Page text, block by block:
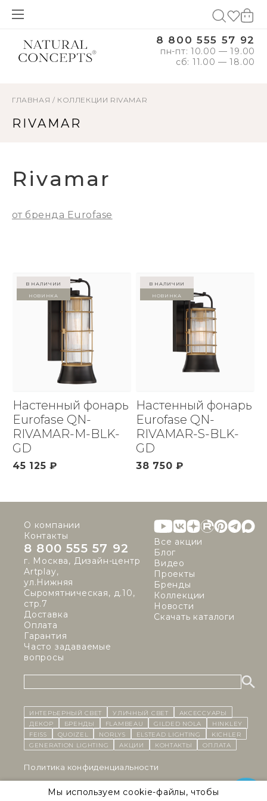
8 800 555 57 92
пн-пт: 10.00 — 19.00
сб: 11.00 — 18.00
ГЛАВНАЯ / КОЛЛЕКЦИИ RIVAMAR
RIVAMAR
Rivamar
от бренда Eurofase
в наличии
Новинка
Настенный фонарь
Eurofase QN-
RIVAMAR-M-BLK-
GD
45 125 ₽
в наличии
Новинка
Настенный фонарь
Eurofase QN-
RIVAMAR-S-BLK-
GD
38 750 ₽
О компании
Контакты
8 800 555 57 92
г. Москва, Дизайн-центр
Artplay,
ул.Нижняя
Сыромятническая, д.10,
стр.7
Доставка
Оплата
Гарантия
Часто задаваемые
вопросы
Все акции
Блог
Видео
Проекты
Бренды
Коллекции
Новости
Скачать каталоги
ИНТЕРЬЕРНЫЙ СВЕТ уличный СВЕТ
Аксессуары
декор
бренды Flambeau Gilded Nola
Hinkley
Feiss
Quoizel Norlys Elstead Lighting
Kichler
Generation Lighting
Акции контакты Оплата
Политика конфиденциальности
Cоглашение на обработку персональных данных
Мы используем cookie-файлы, чтобы